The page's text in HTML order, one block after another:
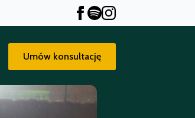
Umów konsultację